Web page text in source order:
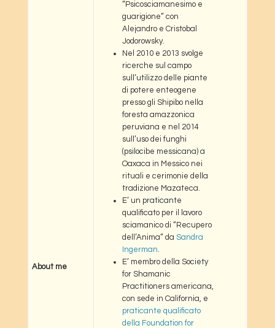
About me
“Psicosciamanesimo e
guarigione” con
Alejandro e Cristobal
Jodorowsky.
Nel 2010 e 2013 svolge
ricerche sul campo
sull’utilizzo delle piante
di potere enteogene
presso gli Shipibo nella
foresta amazzonica
peruviana e nel 2014
sull’uso dei funghi
(psilocibe messicana) a
Oaxaca in Messico nei
rituali e cerimonie della
tradizione Mazateca.
E’ un praticante
qualificato per il lavoro
sciamanico di “Recupero
dell’Anima” da Sandra
Ingerman.
E’ membro della Society
for Shamanic
Practitioners americana,
con sede in California, e
praticante qualificato
della Foundation for